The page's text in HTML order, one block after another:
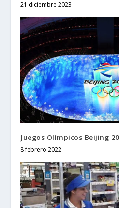
21 diciembre 2023
Juegos Olímpicos Beijing
8 febrero 2022